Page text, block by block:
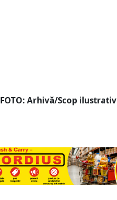
FOTO: Arhivă/Scop ilustrativ